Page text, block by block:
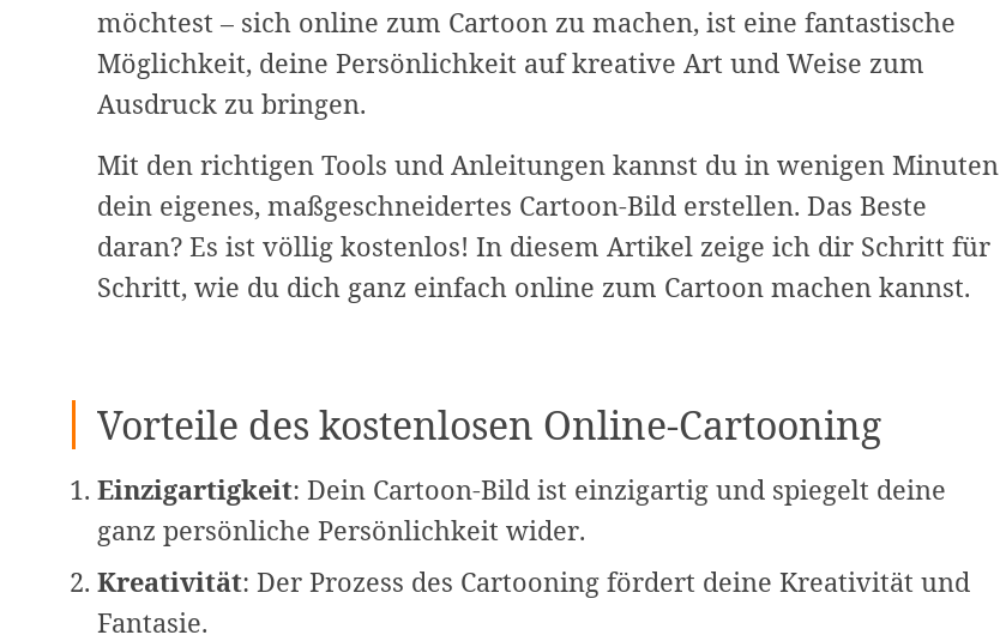
möchtest – sich online zum Cartoon zu machen, ist eine fantastische
Möglichkeit, deine Persönlichkeit auf kreative Art und Weise zum
Ausdruck zu bringen.
Mit den richtigen Tools und Anleitungen kannst du in wenigen Minuten
dein eigenes, maßgeschneidertes Cartoon-Bild erstellen. Das Beste
daran? Es ist völlig kostenlos! In diesem Artikel zeige ich dir Schritt für
Schritt, wie du dich ganz einfach online zum Cartoon machen kannst.
Vorteile des kostenlosen Online-Cartooning
Einzigartigkeit: Dein Cartoon-Bild ist einzigartig und spiegelt deine
ganz persönliche Persönlichkeit wider.
Kreativität: Der Prozess des Cartooning fördert deine Kreativität und
Fantasie.